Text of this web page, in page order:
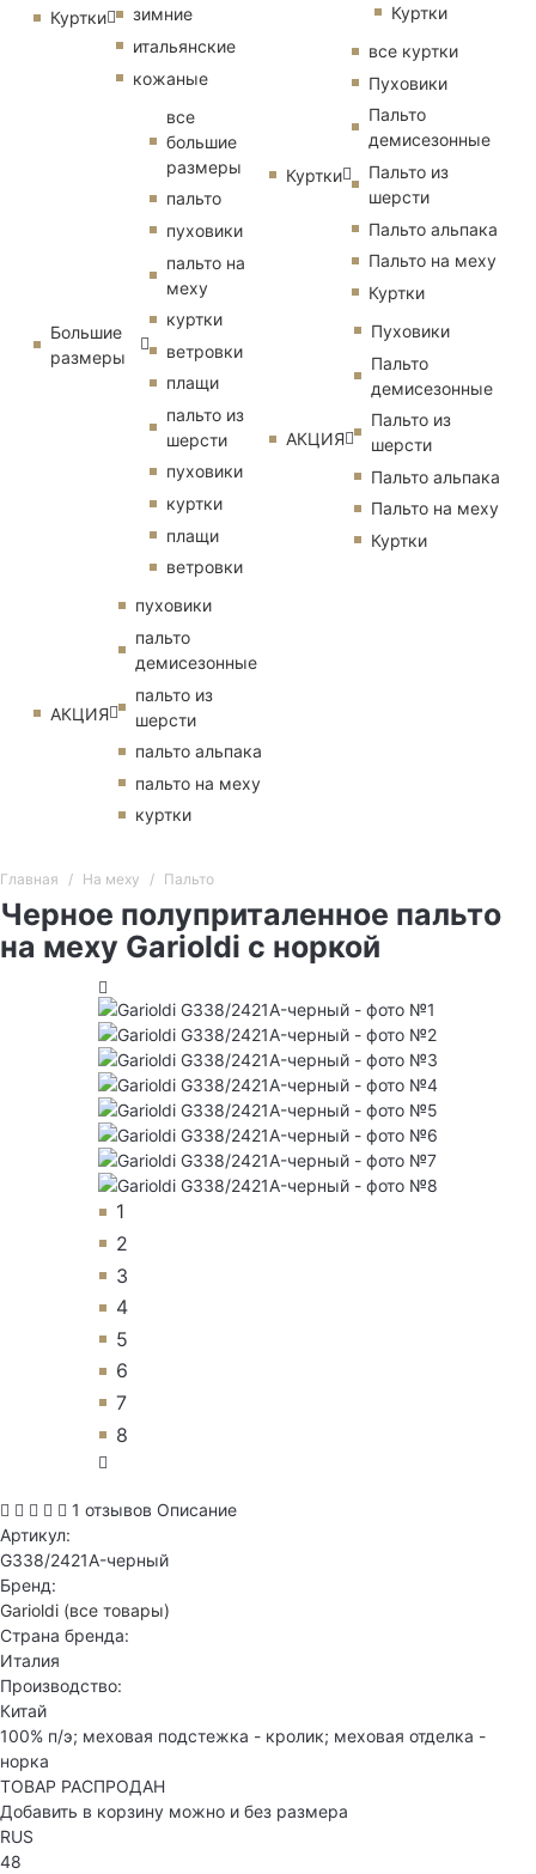
Куртки
зимние
итальянские
кожаные
Большие
размеры
все
большие
размеры
пальто
пуховики
пальто на
меху
куртки
ветровки
плащи
пальто из
шерсти
пуховики
куртки
плащи
ветровки
АКЦИЯ
пуховики
пальто
демисезонные
пальто из
шерсти
пальто альпака
пальто на меху
куртки
Куртки
Куртки
все куртки
Пуховики
Пальто
демисезонные
Пальто из
шерсти
Пальто альпака
Пальто на меху
Куртки
АКЦИЯ
Пуховики
Пальто
демисезонные
Пальто из
шерсти
Пальто альпака
Пальто на меху
Куртки
Главная На меху Пальто
Черное полуприталенное пальто
на меху Garioldi с норкой
1
2
3
4
5
6
7
8
1 отзывов Описание
Артикул:
G338/2421A-черный
Бренд:
Garioldi (все товары)
Страна бренда:
Италия
Производство:
Китай
100% п/э; меховая подстежка - кролик; меховая отделка -
норка
ТОВАР РАСПРОДАН
Добавить в корзину можно и без размера
RUS
48